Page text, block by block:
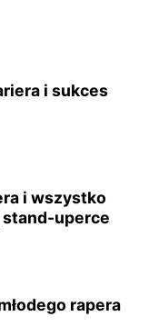
i sukces
i wszystko
uperce
rapera